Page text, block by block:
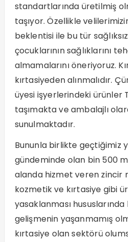
standartlarında üretilmiş
taşıyor. Özellikle
beklentisi ile bu tür
çocuklarının sağlıklarını
almamalarını öneriyoruz.
kırtasiyeden alınmalıdır.
üyesi işyerlerindeki ürünler
taşımakta ve ambalajlı
sunulmaktadır.
Bununla birlikte geçtiğimiz
gündeminde olan bin 500
alanda hizmet veren zincir
kozmetik ve kırtasiye gibi
yasaklanması
gelişmenin yaşanmamış
kırtasiye olan sektörü